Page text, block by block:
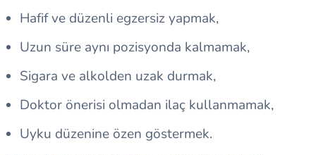
Hafif ve düzenli egzersiz yapmak,
Uzun süre aynı pozisyonda kalmamak,
Sigara ve alkolden uzak durmak,
Doktor önerisi olmadan ilaç kullanmamak,
Uyku düzenine özen göstermek.